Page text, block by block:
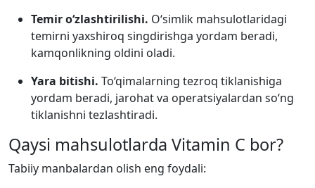
Temir o‘zlashtirilishi. O‘simlik mahsulotlaridagi
temirni yaxshiroq singdirishga yordam beradi,
kamqonlikning oldini oladi.
Yara bitishi. To‘qimalarning tezroq tiklanishiga
yordam beradi, jarohat va operatsiyalardan so‘ng
tiklanishni tezlashtiradi.
Qaysi mahsulotlarda Vitamin C bor?
Tabiiy manbalardan olish eng foydali: